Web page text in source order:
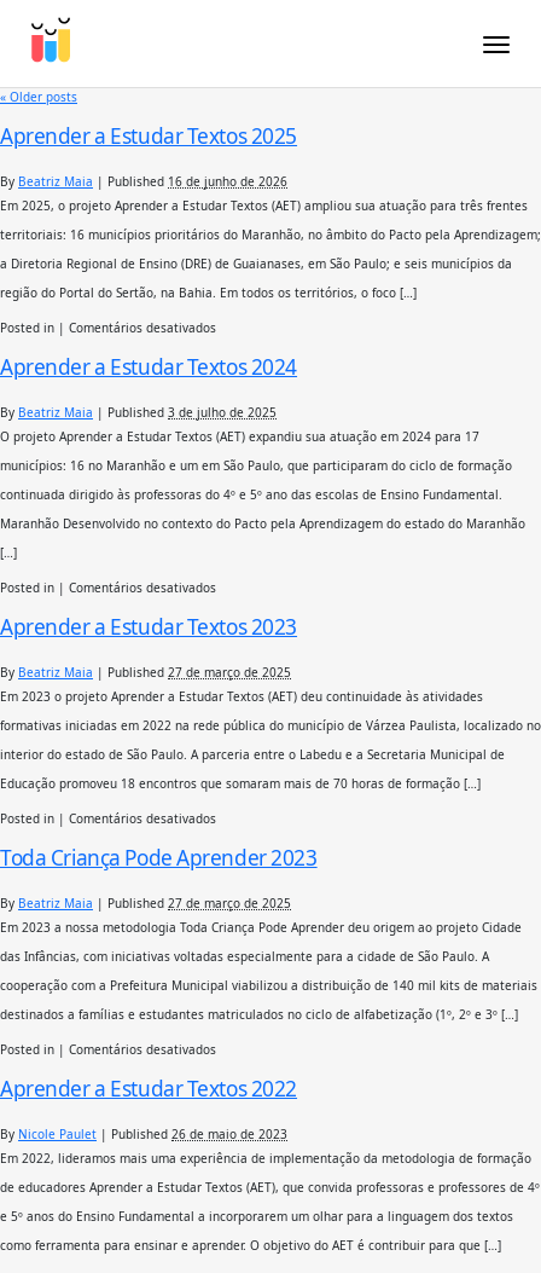
« Older posts
Aprender a Estudar Textos 2025
By Beatriz Maia | Published 16 de junho de 2026
Em 2025, o projeto Aprender a Estudar Textos (AET) ampliou sua atuação para três frentes
territoriais: 16 municípios prioritários do Maranhão, no âmbito do Pacto pela Aprendizagem;
a Diretoria Regional de Ensino (DRE) de Guaianases, em São Paulo; e seis municípios da
região do Portal do Sertão, na Bahia. Em todos os territórios, o foco […]
Posted in | Comentários desativadosem
a
Estudar
2025
Aprender a Estudar Textos 2024
By Beatriz Maia | Published 3 de julho de 2025
O projeto Aprender a Estudar Textos (AET) expandiu sua atuação em 2024 para 17
municípios: 16 no Maranhão e um em São Paulo, que participaram do ciclo de formação
continuada dirigido às professoras do 4º e 5º ano das escolas de Ensino Fundamental.
Maranhão Desenvolvido no contexto do Pacto pela Aprendizagem do estado do Maranhão
[…]
Posted in | Comentários desativadosem
a
Estudar
2024
Aprender a Estudar Textos 2023
By Beatriz Maia | Published 27 de março de 2025
Em 2023 o projeto Aprender a Estudar Textos (AET) deu continuidade às atividades
formativas iniciadas em 2022 na rede pública do município de Várzea Paulista, localizado no
interior do estado de São Paulo. A parceria entre o Labedu e a Secretaria Municipal de
Educação promoveu 18 encontros que somaram mais de 70 horas de formação […]
Posted in | Comentários desativadosem
a
Estudar
2023
Toda Criança Pode Aprender 2023
By Beatriz Maia | Published 27 de março de 2025
Em 2023 a nossa metodologia Toda Criança Pode Aprender deu origem ao projeto Cidade
das Infâncias, com iniciativas voltadas especialmente para a cidade de São Paulo. A
cooperação com a Prefeitura Municipal viabilizou a distribuição de 140 mil kits de materiais
destinados a famílias e estudantes matriculados no ciclo de alfabetização (1º, 2º e 3º […]
Posted in | Comentários desativadosem
Criança
Pode
2023
Aprender a Estudar Textos 2022
By Nicole Paulet | Published 26 de maio de 2023
Em 2022, lideramos mais uma experiência de implementação da metodologia de formação
de educadores Aprender a Estudar Textos (AET), que convida professoras e professores de 4º
e 5º anos do Ensino Fundamental a incorporarem um olhar para a linguagem dos textos
como ferramenta para ensinar e aprender. O objetivo do AET é contribuir para que […]